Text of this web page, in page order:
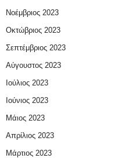
Νοέμβριος 2023
Οκτώβριος 2023
Σεπτέμβριος 2023
Αύγουστος 2023
Ιούλιος 2023
Ιούνιος 2023
Μάιος 2023
Απρίλιος 2023
Μάρτιος 2023